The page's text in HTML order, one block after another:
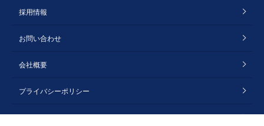
採用情報
お問い合わせ
会社概要
プライバシーポリシー
特定商取引法に基づく表記